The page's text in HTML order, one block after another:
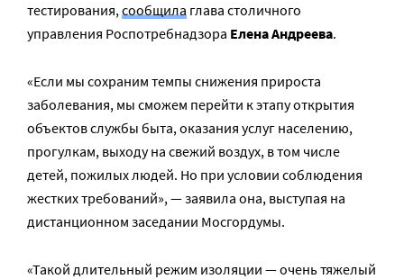
тестирования,сообщила глава столичного
управления Роспотребнадзора Елена Андреева.
«Если мы сохраним темпы снижения прироста
заболевания, мы сможем перейти к этапу открытия
объектов службы быта, оказания услуг населению,
прогулкам, выходу на свежий воздух, в том числе
детей, пожилых людей. Но при условии соблюдения
жестких требований», — заявила она, выступая на
дистанционном заседании Мосгордумы.
«Такой длительный режим изоляции — очень тяжелый